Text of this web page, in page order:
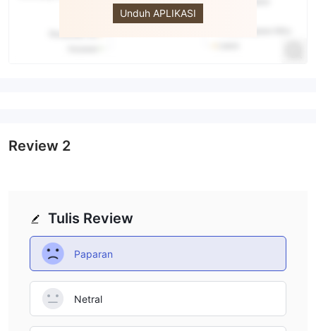
Unduh APLIKASI
Tulis Review
Paparan
Netral
Review 2